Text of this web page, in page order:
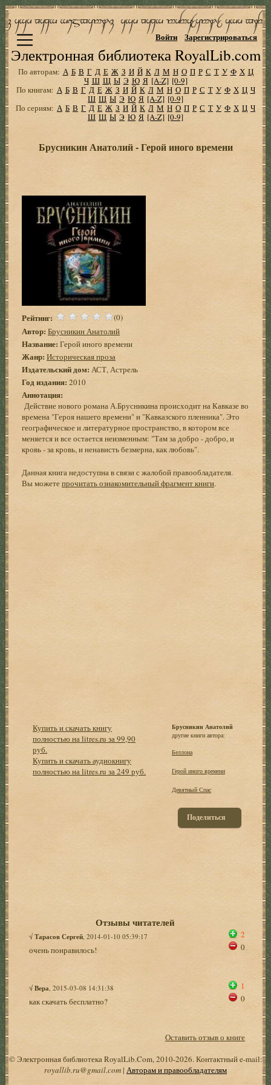
Электронная библиотека RoyalLib.com
Войти Зарегистрироваться
По авторам: А Б В Г Д Е Ж З И Й К Л М Н О П Р С Т У Ф Х Ц
Ч Ш Щ Ы Э Ю Я [A-Z] [0-9]
По книгам: А Б В Г Д Е Ж З И Й К Л М Н О П Р С Т У Ф Х Ц Ч
Ш Щ Ы Э Ю Я [A-Z] [0-9]
По сериям: А Б В Г Д Е Ж З И Й К Л М Н О П Р С Т У Ф Х Ц Ч
Ш Щ Ы Э Ю Я [A-Z] [0-9]
Брусникин Анатолий - Герой иного времени
Рейтинг: (0)
Автор: Брусникин Анатолий
Название: Герой иного времени
Жанр: Историческая проза
Издательский дом: АСТ, Астрель
Год издания: 2010
Аннотация:
Действие нового романа А.Брусникина происходит на Кавказе во
времена "Героя нашего времени" и "Кавказского пленника". Это
географическое и литературное пространство, в котором все
меняется и все остается неизменным: "Там за добро - добро, и
кровь - за кровь, и ненависть безмерна, как любовь".
Данная книга недоступна в связи с жалобой правообладателя.
Вы можетепрочитать ознакомительный фрагмент книги.
Купить и скачать книгу
полностью на litres.ru за 99,90
руб.
Купить и скачать аудиокнигу
полностью на litres.ru за 249 руб.
Брусникин Анатолий
другие книги автора:
Беллона
Герой иного времени
Девятный Спас
Поделиться
Отзывы читателей
√Тарасов Сергей , 2014-01-10 05:39:17
очень понравилось!
2
0
√Вера , 2015-03-08 14:31:38
как скачать бесплатно?
1
0
Оставить отзыв о книге
© Электронная библиотека RoyalLib.Com, 2010-2026. Контактный e-mail:
royallib.ru@gmail.com| Авторам и правообладателям